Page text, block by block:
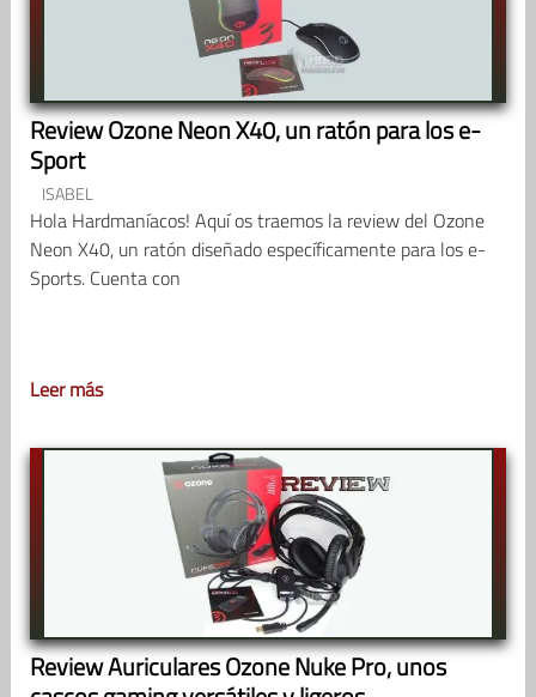
Review Ozone Neon X40, un ratón para los e-
Sport
ISABEL
Hola Hardmaníacos! Aquí os traemos la review del Ozone
Neon X40, un ratón diseñado específicamente para los e-
Sports. Cuenta con
Leer más
Review Auriculares Ozone Nuke Pro, unos